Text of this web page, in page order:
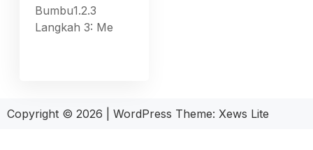
Bumbu1.2.3
Langkah 3: Me
Copyright © 2026 WordPress Theme: Xews Lite